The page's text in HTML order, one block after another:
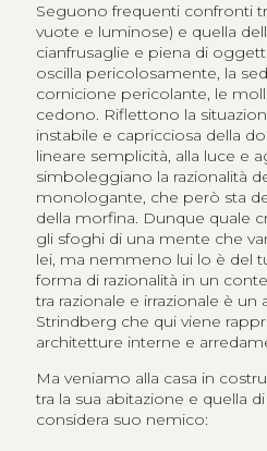
Seguono frequenti confronti
vuote e luminose) e quella
cianfrusaglie e piena di
oscilla pericolosamente, la
cornicione pericolante, le
cedono. Riflettono la
instabile e capricciosa della
lineare semplicità, alla luce e
simboleggiano la razionalità
monologante, che però sta
della morfina. Dunque quale
gli sfoghi di una mente che
lei, ma nemmeno lui lo è del
forma di razionalità in un
tra razionale e irrazionale è
Strindberg che qui viene
architetture interne e
Ma veniamo alla casa in
tra la sua abitazione e quella
considera suo nemico: